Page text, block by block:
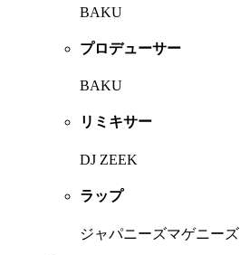
BAKU
プロデューサー
BAKU
リミキサー
DJ ZEEK
ラップ
ジャパニーズマゲニーズ